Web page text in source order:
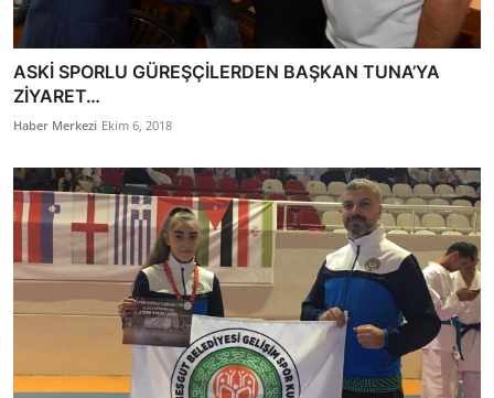
ASKİ SPORLU GÜREŞÇİLERDEN BAŞKAN TUNA’YA
ZİYARET…
Haber Merkezi Ekim 6, 2018